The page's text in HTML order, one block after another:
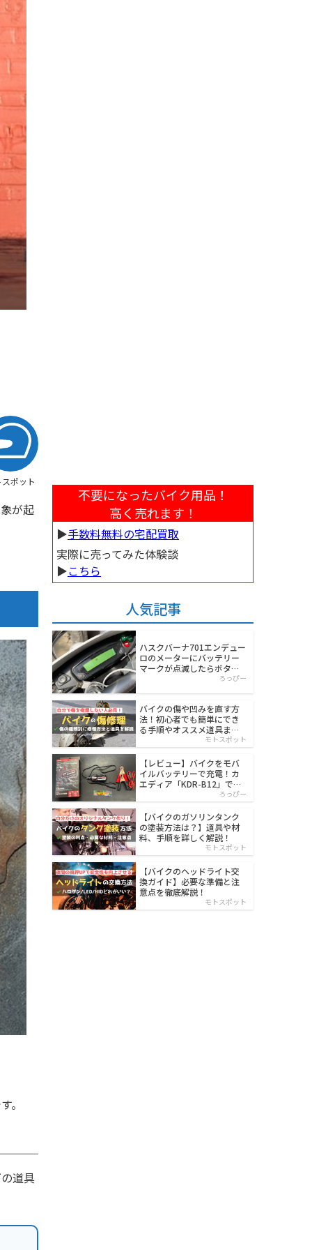
ポット
が起
。
道具
不要になったバイク用品！
高く売れます！
▶︎手数料無料の宅配買取
実際に売ってみた体験談
▶︎こちら
人気記事
ハスクバーナ701エンデュー
ロのメーターにバッテリー
マークが点滅したらボタン
ろっぴー
バイクの傷や凹みを直す方
法！初心者でも簡単にでき
る手順やオススメ道具まと
モトスポット
【レビュー】バイクをモバ
イルバッテリーで充電！カ
エディア「KDR-B12」でバ
ろっぴー
【バイクのガソリンタンク
の塗装方法は？】道具や材
料、手順を詳しく解説！
モトスポット
【バイクのヘッドライト交
換ガイド】必要な準備と注
意点を徹底解説！
モトスポット